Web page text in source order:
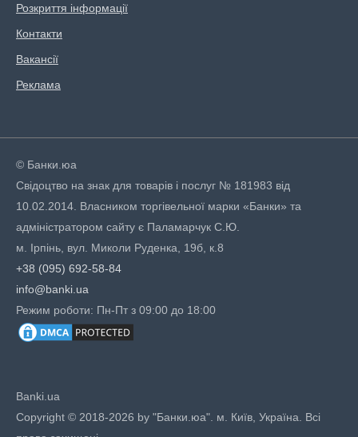
Розкриття інформації
Контакти
Вакансії
Реклама
© Банки.юа
Свідоцтво на знак для товарів і послуг № 181983 від
10.02.2014. Власником торгівельної марки «Банки» та
адміністратором сайту є Паламарчук С.Ю.
м. Ірпінь, вул. Миколи Руденка, 19б, к.8
+38 (095) 692-58-84
info@banki.ua
Режим роботи: Пн-Пт з 09:00 до 18:00
Banki.ua
Copyright © 2018-2026 by "Банки.юа". м. Київ, Україна. Всі